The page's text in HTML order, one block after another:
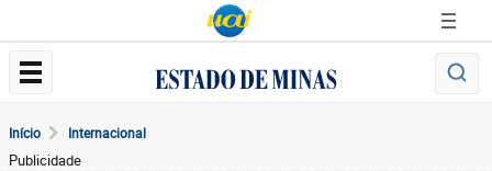
Início Internacional
Publicidade